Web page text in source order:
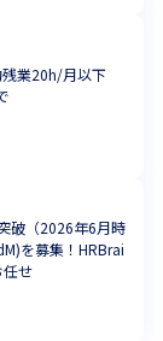
業20h/月以下
破（2026年6月時
を募集！HRBrai
せ